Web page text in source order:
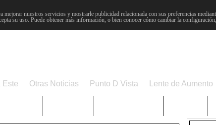
nuestros servicios y mostrarle publicidad relacionada con sus preferencias
su uso. Puede obtener más información, o bien conocer cómo cambiar la
Este Otras Noticias Punto D Vista Lente de Aumento